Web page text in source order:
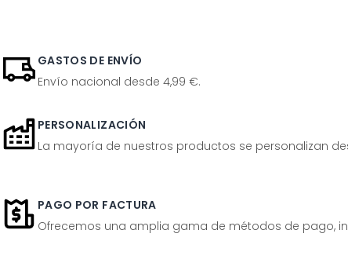
GASTOS DE ENVÍO
Envío nacional desde 4,99 €.
PERSONALIZACIÓN
La mayoría de nuestros productos se personalizan
PAGO POR FACTURA
Ofrecemos una amplia gama de métodos de pago,